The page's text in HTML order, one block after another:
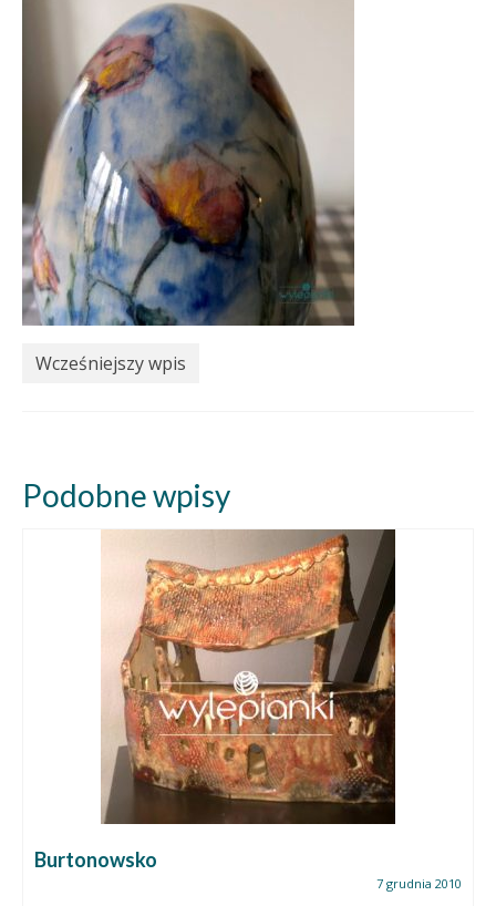
Wcześniejszy wpis
Podobne wpisy
Burtonowsko
7 grudnia 2010